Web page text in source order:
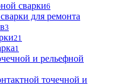
сварки6
для ремонта
3
21
1
и рельефной
точечной и